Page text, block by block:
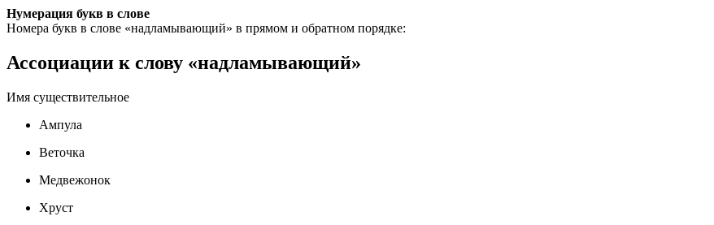
Нумерация букв в слове
Номера букв в слове «надламывающий» в прямом и обратном порядке:
Ассоциации к слову «надламывающий»
Имя существительное
Ампула
Веточка
Медвежонок
Хруст